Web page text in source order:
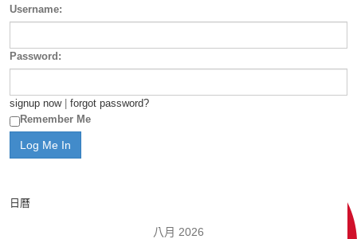
Username:
Password:
signup now| forgot password?
Remember Me
日曆
八月 2026